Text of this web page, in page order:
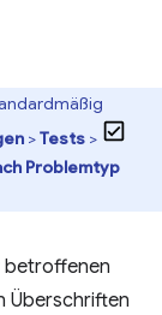
>Tests >
Problemtyp
betroffenen
Überschriften